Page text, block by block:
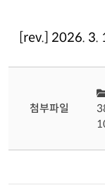
[rev.] 2026. 3.
첨부파일